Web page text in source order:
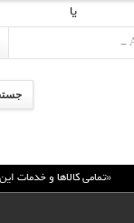
یا
«تمامي كالاها و خدمات